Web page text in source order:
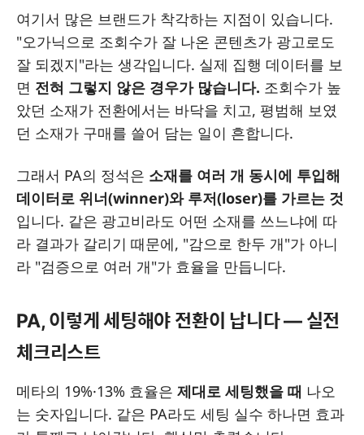
여기서 많은 브랜드가 착각하는 지점이 있습니다.
"오가닉으로 조회수가 잘 나온 콘텐츠가 광고로도
잘 되겠지"라는 생각입니다. 실제 집행 데이터를 보
면 전혀 그렇지 않은 경우가 많습니다. 조회수가 높
았던 소재가 전환에서는 바닥을 치고, 평범해 보였
던 소재가 구매를 쓸어 담는 일이 흔합니다.
그래서 PA의 정석은 소재를 여러 개 동시에 투입해
데이터로 위너(winner)와 루저(loser)를 가르는 것
입니다. 같은 광고비라도 어떤 소재를 쓰느냐에 따
라 결과가 갈리기 때문에, "감으로 한두 개"가 아니
라 "검증으로 여러 개"가 효율을 만듭니다.
PA, 이렇게 세팅해야 전환이 납니다 — 실전
체크리스트
메타의 19%·13% 효율은 제대로 세팅했을 때 나오
는 숫자입니다. 같은 PA라도 세팅 실수 하나면 효과